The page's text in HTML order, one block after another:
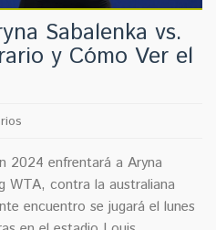
Sabalenka vs.
y Cómo Ver el
2024 enfrentará a Aryna
WTA, contra la australiana
encuentro se jugará el lunes